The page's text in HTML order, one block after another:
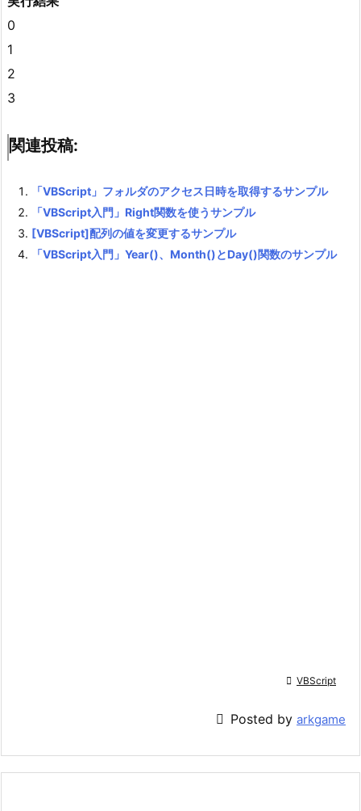
0
1
2
3
関連投稿:
「VBScript」フォルダのアクセス日時を取得するサンプル
「VBScript入門」Right関数を使うサンプル
[VBScript]配列の値を変更するサンプル
「VBScript入門」Year()、Month()とDay()関数のサンプル
 VBScript
 Posted by arkgame